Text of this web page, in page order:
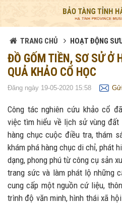
TRANG CHỦ HOẠT ĐỘNG
ĐỒ GỐM TIỀN, SƠ SỬ Ở
QUẢ KHẢO CỔ HỌC
Đăng ngày 19-05-2020 15:58
Công tác nghiên cứu khảo cổ
việc tìm hiểu về lịch sử vùng
hàng chục cuộc điều tra, thám
khám phá hàng chục di chỉ, phát
dạng, phong phú từ công cụ sản
trang sức và làm phát lộ những
cung cấp một nguồn cứ liệu,
trình độ văn minh, hình thái xã
Đã kết nối EMC